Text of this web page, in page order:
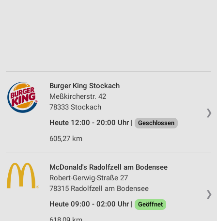
❯
Burger King Stockach
Meßkircherstr. 42
78333 Stockach
Heute 12:00 - 20:00 Uhr |
Geschlossen
605,27 km
❯
McDonald's Radolfzell am Bodensee
Robert-Gerwig-Straße 27
78315 Radolfzell am Bodensee
Heute 09:00 - 02:00 Uhr |
Geöffnet